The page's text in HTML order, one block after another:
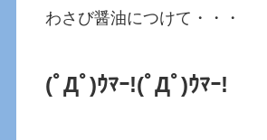
わさび醤油につけて・・・
(ﾟДﾟ)ｳﾏｰ!(ﾟДﾟ)ｳﾏｰ!